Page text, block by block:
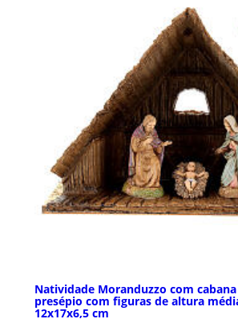
Natividade Moranduzzo com
presépio com figuras de altura
12x17x6,5 cm